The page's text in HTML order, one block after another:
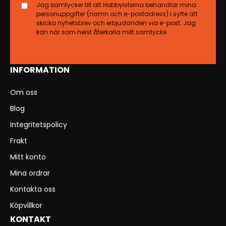
INFORMATION
Om oss
Blog
Integritetspolicy
Frakt
Mitt konto
Mina ordrar
Kontakta oss
Köpvillkor
KONTAKT
Jag samtycker till att Hobbyisterna behandlar mina
personuppgifter (namn och e-postadress) i syfte att
skicka nyhetsbrev och erbjudanden via e-post. Jag
kan när som helst återkalla mitt samtycke.